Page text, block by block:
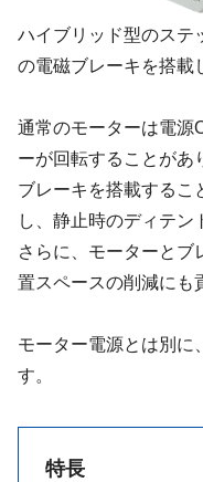
ハイブリッド型のステ
の電磁ブレーキを搭載
通常のモーターは電源
ーが回転することがあ
ブレーキを搭載するこ
し、静止時のディテン
さらに、モーターとブ
置スペースの削減にも
モーター電源とは別に
す。
特長